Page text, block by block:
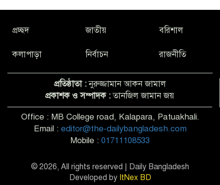
প্রচ্ছদ জাতীয় বরিশাল
কলাপাড়া নির্বাচন রাজনীতি
প্রতিষ্ঠাতা :নুরুজ্জামান আকন জামাল
প্রকাশক ও সম্পাদক :তানজিল জামান জয়
Office : MB College road, Kalapara, Patuakhali.
Email : editor@the-dailybangladesh.com
Mobile : 01711108533
© 2026, All rights reserved | Daily Bangladesh
Developed by ItNex BD